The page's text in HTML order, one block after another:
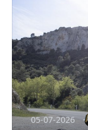
05-07-2026